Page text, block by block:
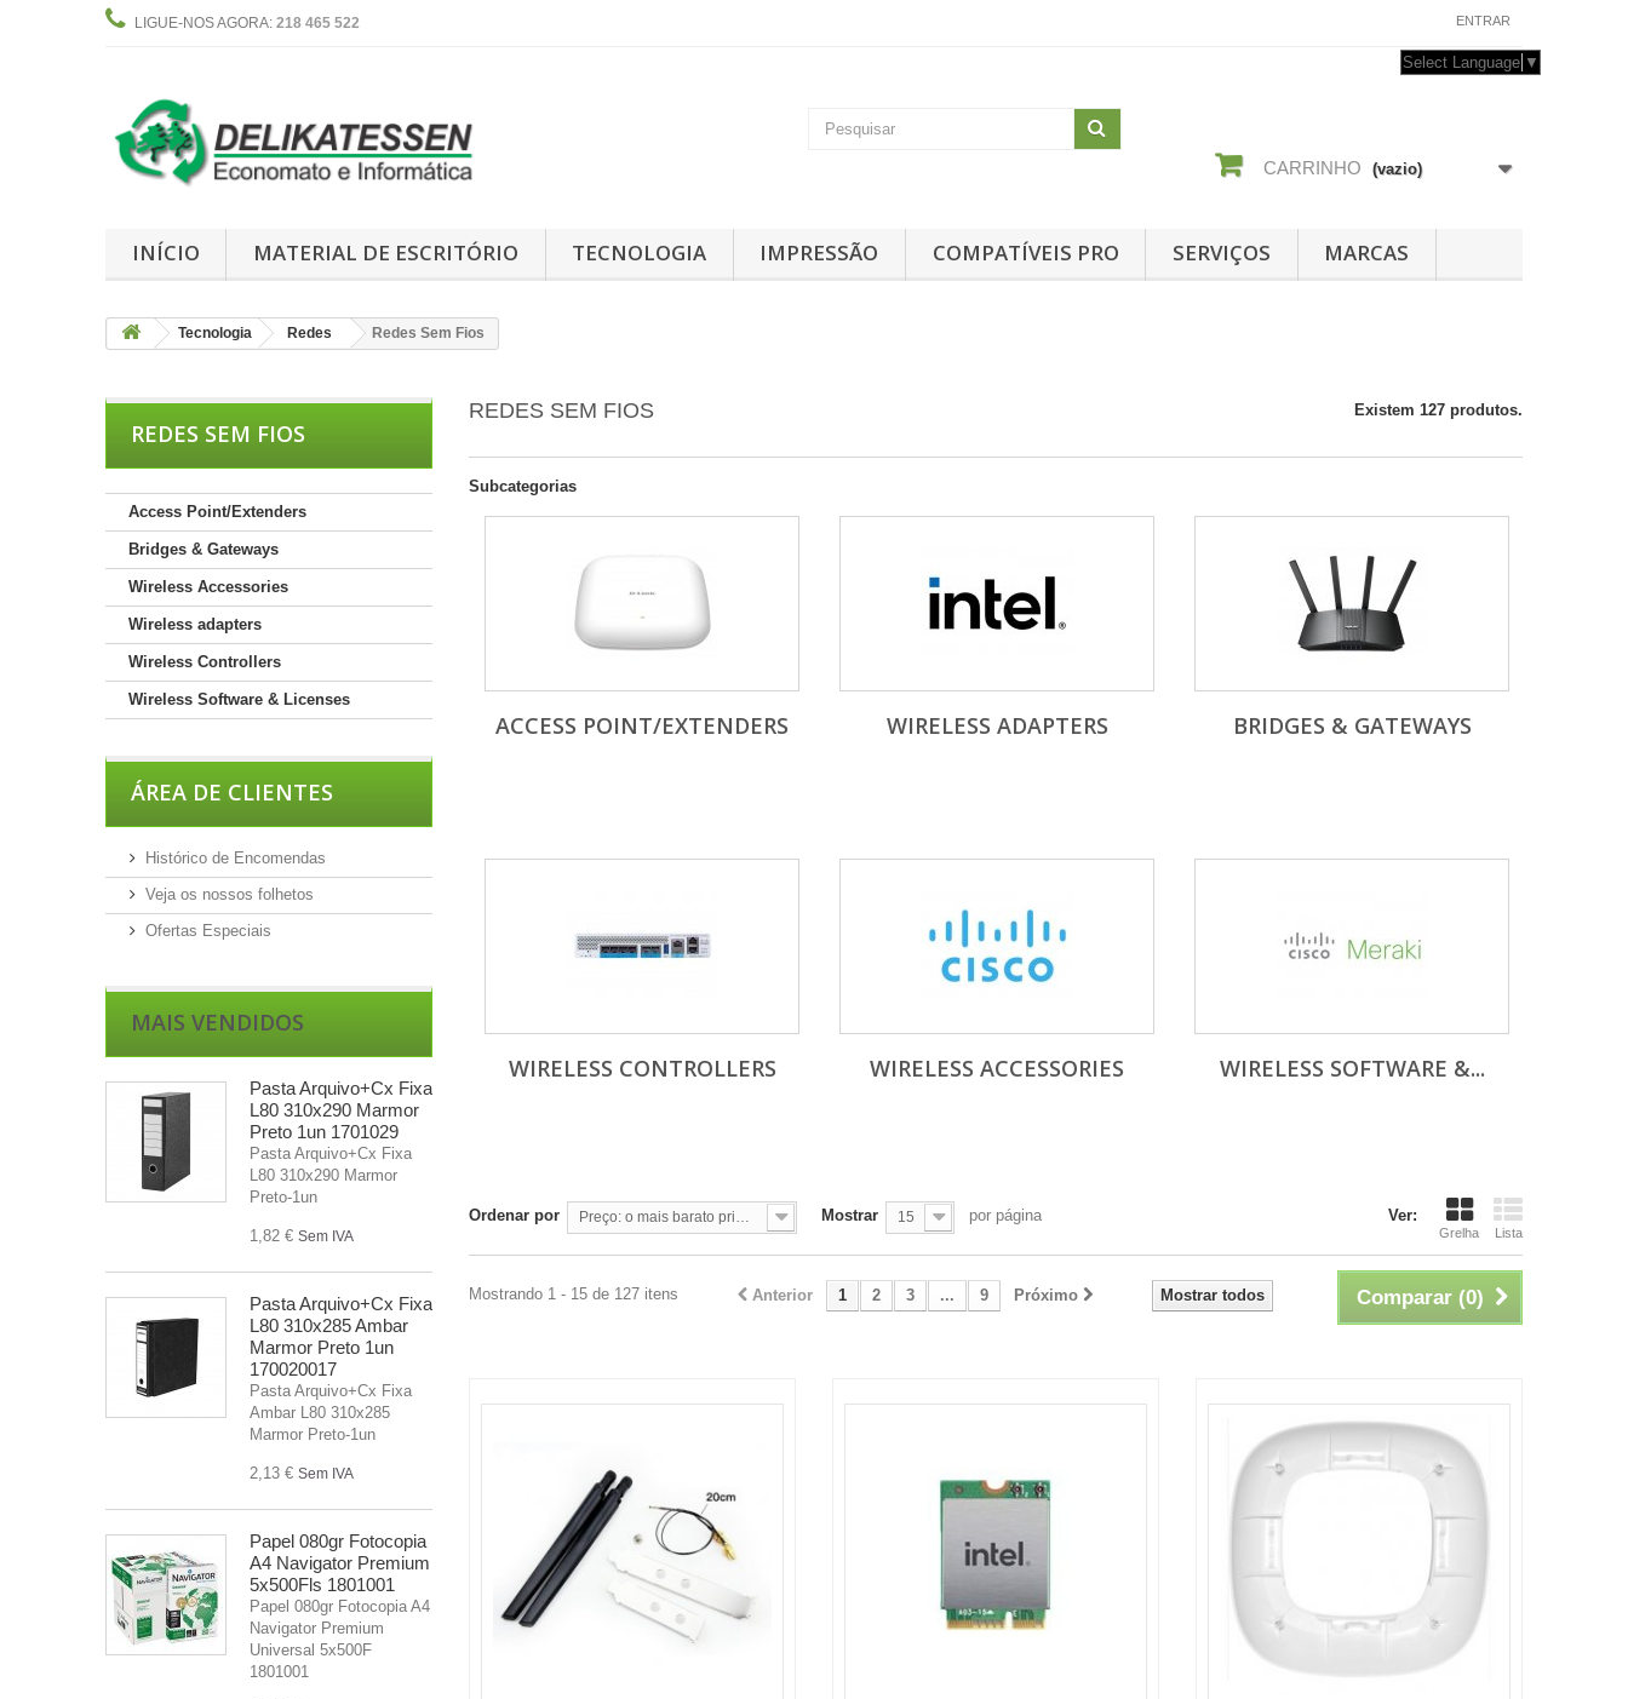
ENTRAR
LIGUE-NOS AGORA: 218 465 522
Select Language ▼
CARRINHO (vazio)
INÍCIO MATERIAL DE ESCRITÓRIO TECNOLOGIA IMPRESSÃO COMPATÍVEIS PRO SERVIÇOS MARCAS
Tecnologia Redes Redes Sem Fios
REDES SEM FIOS
Access Point/Extenders
Bridges & Gateways
Wireless Accessories
Wireless adapters
Wireless Controllers
Wireless Software & Licenses
ÁREA DE CLIENTES
Histórico de Encomendas
Veja os nossos folhetos
Ofertas Especiais
MAIS VENDIDOS
Pasta Arquivo+Cx Fixa
L80 310x290 Marmor
Preto 1un 1701029
Pasta Arquivo+Cx Fixa
L80 310x290 Marmor
Preto-1un
1,82 € Sem IVA
Pasta Arquivo+Cx Fixa
L80 310x285 Ambar
Marmor Preto 1un
170020017
Pasta Arquivo+Cx Fixa
Ambar L80 310x285
Marmor Preto-1un
2,13 € Sem IVA
Papel 080gr Fotocopia
A4 Navigator Premium
5x500Fls 1801001
Papel 080gr Fotocopia A4
Navigator Premium
Universal 5x500F
1801001
REDES SEM FIOS Existem 127 produtos.
Subcategorias
ACCESS POINT/EXTENDERS WIRELESS ADAPTERS BRIDGES & GATEWAYS
WIRELESS CONTROLLERS WIRELESS ACCESSORIES WIRELESS SOFTWARE &...
Ver:
Grelha Lista
Ordenar por Mostrar 15 por página
Comparar (0)
Mostrar todos
Anterior 1 2 3 ... 9 Próximo
Mostrando 1 - 15 de 127 itens